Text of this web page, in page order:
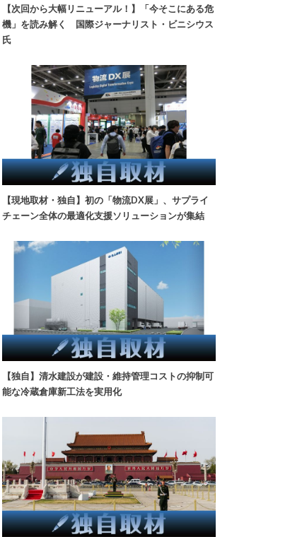
【次回から大幅リニューアル！】「今そこにある危
機」を読み解く 国際ジャーナリスト・ビニシウス
氏
【現地取材・独自】初の「物流DX展」、サプライ
チェーン全体の最適化支援ソリューションが集結
【独自】清水建設が建設・維持管理コストの抑制可
能な冷蔵倉庫新工法を実用化